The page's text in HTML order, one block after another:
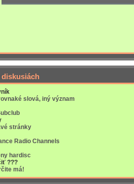
slová, iný význam
stránky
Radio Channels
hardisc
???
má!